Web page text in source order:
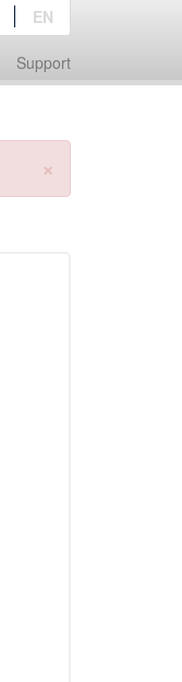
Support
EN
×